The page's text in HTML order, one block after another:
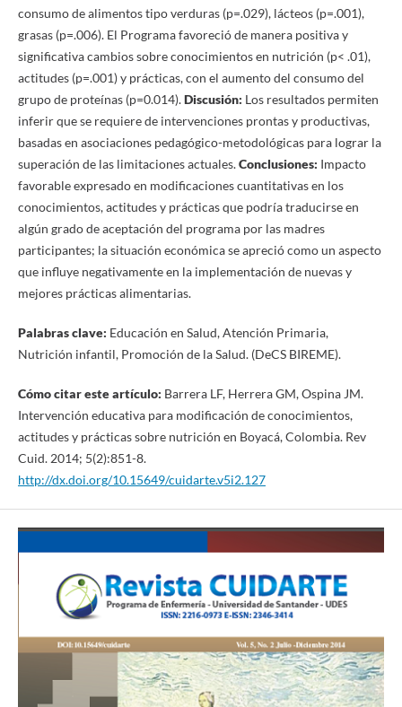
consumo de alimentos tipo verduras (p=.029), lácteos (p=.001),
grasas (p=.006). El Programa favoreció de manera positiva y
significativa cambios sobre conocimientos en nutrición (p< .01),
actitudes (p=.001) y prácticas, con el aumento del consumo del
grupo de proteínas (p=0.014).Discusión: Los resultados permiten
inferir que se requiere de intervenciones prontas y productivas,
basadas en asociaciones pedagógico-metodológicas para lograr la
superación de las limitaciones actuales.Conclusiones: Impacto
favorable expresado en modificaciones cuantitativas en los
conocimientos, actitudes y prácticas que podría traducirse en
algún grado de aceptación del programa por las madres
participantes; la situación económica se apreció como un aspecto
que influye negativamente en la implementación de nuevas y
mejores prácticas alimentarias.
Palabras clave: Educación en Salud, Atención Primaria,
Nutrición infantil, Promoción de la Salud. (DeCS BIREME).
Cómo citar este artículo: Barrera LF, Herrera GM, Ospina JM.
Intervención educativa para modificación de conocimientos,
actitudes y prácticas sobre nutrición en Boyacá, Colombia. Rev
Cuid. 2014; 5(2):851-8.
http://dx.doi.org/10.15649/cuidarte.v5i2.127